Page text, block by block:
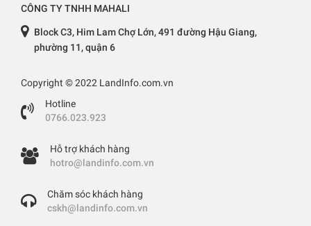
CÔNG TY TNHH MAHALI
Block C3, Him Lam Chợ Lớn, 491 đường Hậu Giang,
phường 11, quận 6
Copyright © 2022 LandInfo.com.vn
Hotline
0766.023.923
Hỗ trợ khách hàng
hotro@landinfo.com.vn
Chăm sóc khách hàng
cskh@landinfo.com.vn